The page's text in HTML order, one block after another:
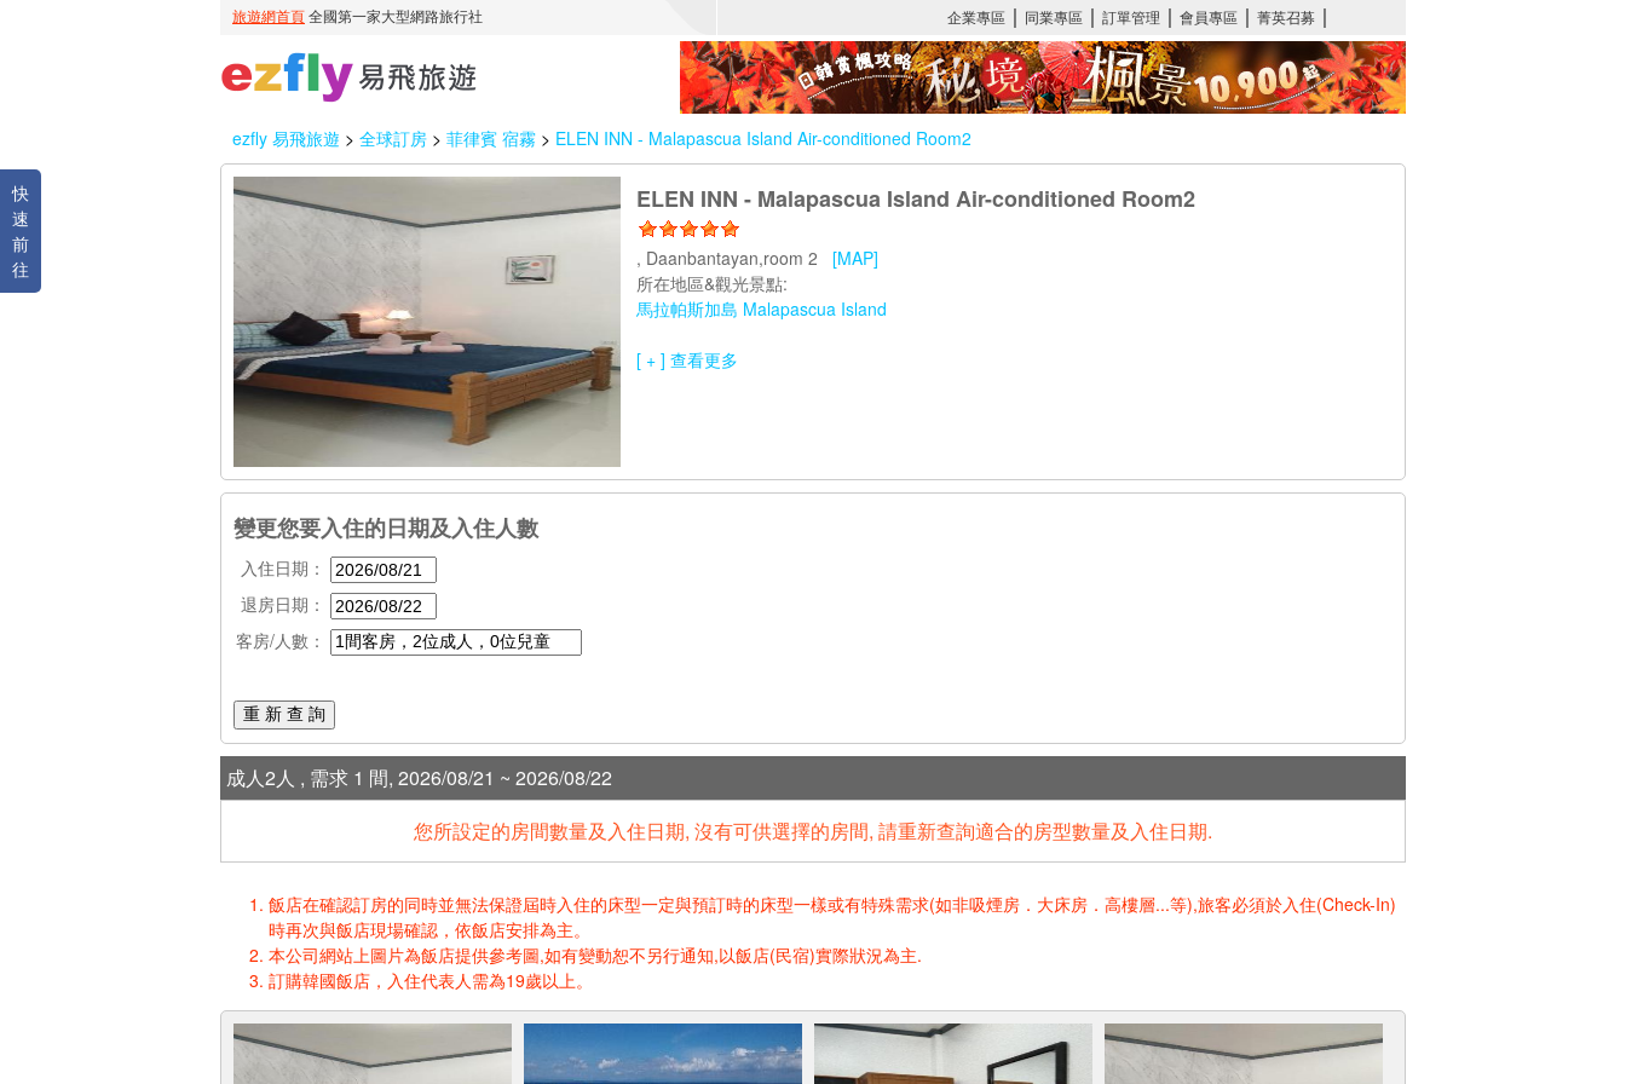
ezfly 易飛旅遊 > 全球訂房 > 菲律賓 宿霧 > ELEN INN - Malapascua Island Air-conditioned Room2
快
速
前
往
ELEN INN - Malapascua Island Air-conditioned Room2
, Daanbantayan,room 2 [MAP]
所在地區&觀光景點:
馬拉帕斯加島 Malapascua Island
[ + ] 查看更多
變更您要入住的日期及入住人數
入住日期：
退房日期：
客房/人數：
重 新 查 詢
成人2人 , 需求 1 間, 2026/08/21 ~ 2026/08/22
您所設定的房間數量及入住日期, 沒有可供選擇的房間, 請重新查詢適合的房型數量及入住日期.
飯店在確認訂房的同時並無法保證屆時入住的床型一定與預訂時的床型一樣或有特殊需求(如非吸煙房．大床房．高樓層...等),旅客必須於入住(Check-In)
時再次與飯店現場確認，依飯店安排為主。
本公司網站上圖片為飯店提供參考圖,如有變動恕不另行通知,以飯店(民宿)實際狀況為主.
訂購韓國飯店，入住代表人需為19歲以上。